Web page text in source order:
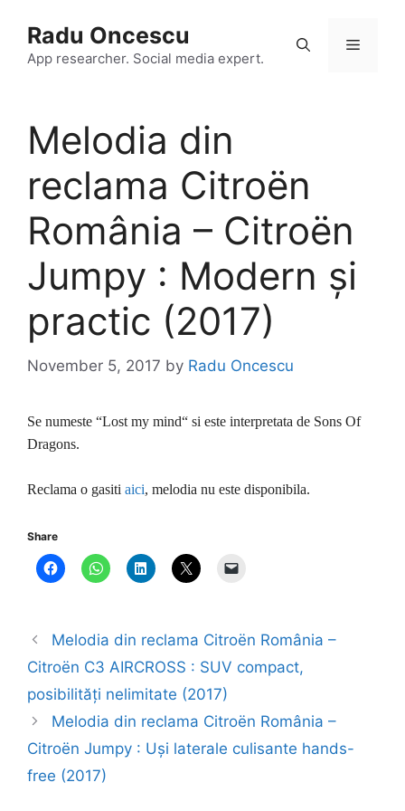
content
Radu Oncescu
App researcher. Social media expert.
Menu
Melodia din
reclama Citroën
România – Citroën
Jumpy : Modern și
practic (2017)
November 5, 2017 by Radu Oncescu
Se numeste “Lost my mind“ si este interpretata de Sons Of
Dragons.
Reclama o gasiti aici, melodia nu este disponibila.
Share
Melodia din reclama Citroën România –
Citroën C3 AIRCROSS : SUV compact,
posibilități nelimitate (2017)
Melodia din reclama Citroën România –
Citroën Jumpy : Uși laterale culisante hands-
free (2017)